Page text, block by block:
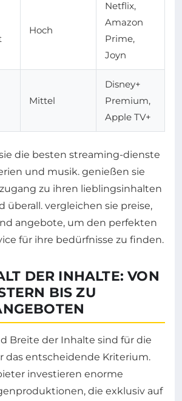
Hoch
Netflix,
Amazon
Prime,
Joyn
Mittel
Disney+
Premium,
Apple TV+
DER INHALTE: VON
BIS ZU
Breite der Inhalte sind für die
das entscheidende Kriterium.
investieren enorme
die exklusiv auf